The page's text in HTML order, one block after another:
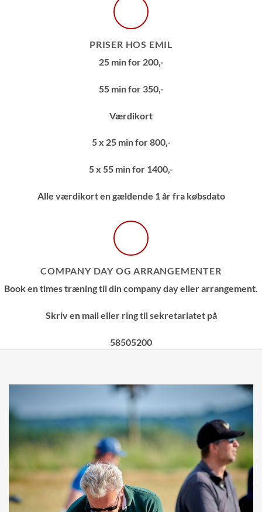
PRISER HOS EMIL
25 min for 200,-
55 min for 350,-
Værdikort
5 x 25 min for 800,-
5 x 55 min for 1400,-
Alle værdikort en gældende 1 år fra købsdato
COMPANY DAY OG ARRANGEMENTER
Book en times træning til din company day eller arrangement.
Skriv en mail eller ring til sekretariatet på
58505200